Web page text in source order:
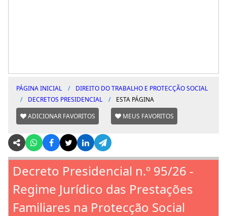
PÁGINA INICIAL
DIREITO DO TRABALHO E PROTECÇÃO SOCIAL
DECRETOS PRESIDENCIAL
ESTA PÁGINA
ADICIONAR FAVORITOS
MEUS FAVORITOS
Decreto Presidencial n.º 95/26 -
Regime Jurídico das Prestações
Familiares na Protecção Social